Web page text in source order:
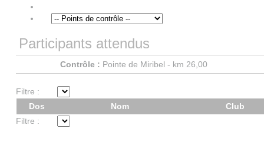
Participants attendus
Contrôle : Pointe de Miribel - km 26,00
Filtre :
Dos
Nom
Club
Filtre :